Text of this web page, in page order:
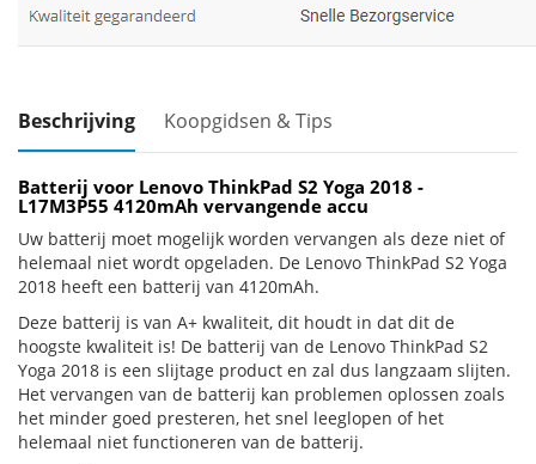
Beschrijving Koopgidsen & Tips
Batterij voor Lenovo ThinkPad S2 Yoga 2018 -
L17M3P55 4120mAh vervangende accu
Uw batterij moet mogelijk worden vervangen als deze niet of
helemaal niet wordt opgeladen. De Lenovo ThinkPad S2 Yoga
2018 heeft een batterij van 4120mAh.
Deze batterij is van A+ kwaliteit, dit houdt in dat dit de
hoogste kwaliteit is! De batterij van de Lenovo ThinkPad S2
Yoga 2018 is een slijtage product en zal dus langzaam slijten.
Het vervangen van de batterij kan problemen oplossen zoals
het minder goed presteren, het snel leeglopen of het
helemaal niet functioneren van de batterij.